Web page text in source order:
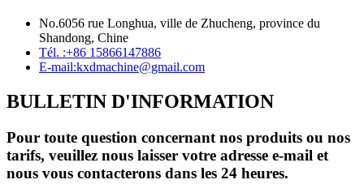
No.6056 rue Longhua, ville de Zhucheng, province du
Shandong, Chine
Tél. :+86 15866147886
E-mail:kxdmachine@gmail.com
BULLETIN D'INFORMATION
Pour toute question concernant nos produits ou nos
tarifs, veuillez nous laisser votre adresse e-mail et
nous vous contacterons dans les 24 heures.